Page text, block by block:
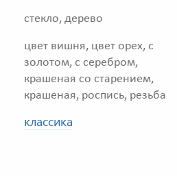
стекло, дерево
цвет вишня, цвет орех, с
золотом, с серебром,
крашеная со старением,
крашеная, роспись, резьба
классика